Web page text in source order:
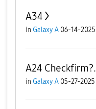
A34
in Galaxy A 06-14-2025
A24 Checkfirm?.
in Galaxy A 05-27-2025